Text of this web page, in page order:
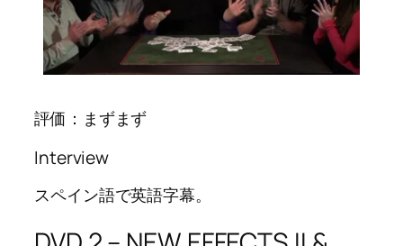
評価：まずまず
Interview
スペイン語で英語字幕。